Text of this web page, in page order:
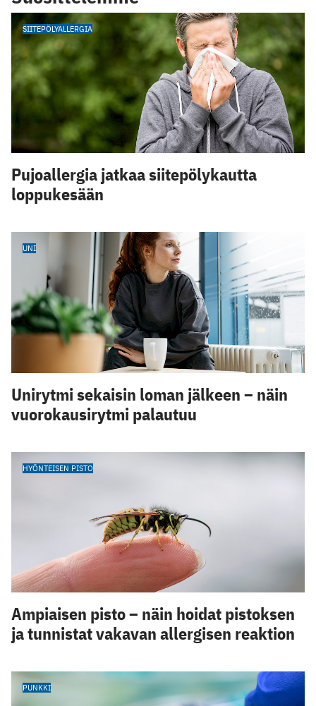
SIITEPÖLYALLERGIA
Pujoallergia jatkaa siitepölykautta
loppukesään
UNI
Unirytmi sekaisin loman jälkeen – näin
vuorokausirytmi palautuu
HYÖNTEISEN PISTO
Ampiaisen pisto – näin hoidat pistoksen
ja tunnistat vakavan allergisen reaktion
PUNKKI